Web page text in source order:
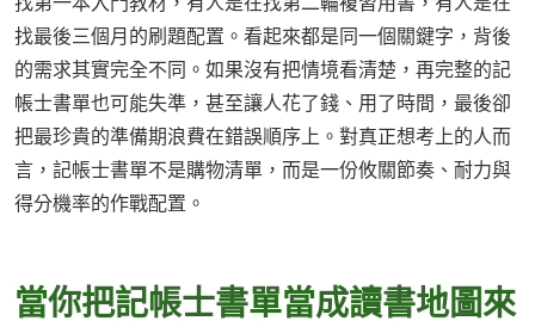
找最後三個月的刷題配置。看起來都是同一個關鍵字，背後
的需求其實完全不同。如果沒有把情境看清楚，再完整的記
帳士書單也可能失準，甚至讓人花了錢、用了時間，最後卻
把最珍貴的準備期浪費在錯誤順序上。對真正想考上的人而
言，記帳士書單不是購物清單，而是一份攸關節奏、耐力與
得分機率的作戰配置。
當你把記帳士書單當成讀書地圖來